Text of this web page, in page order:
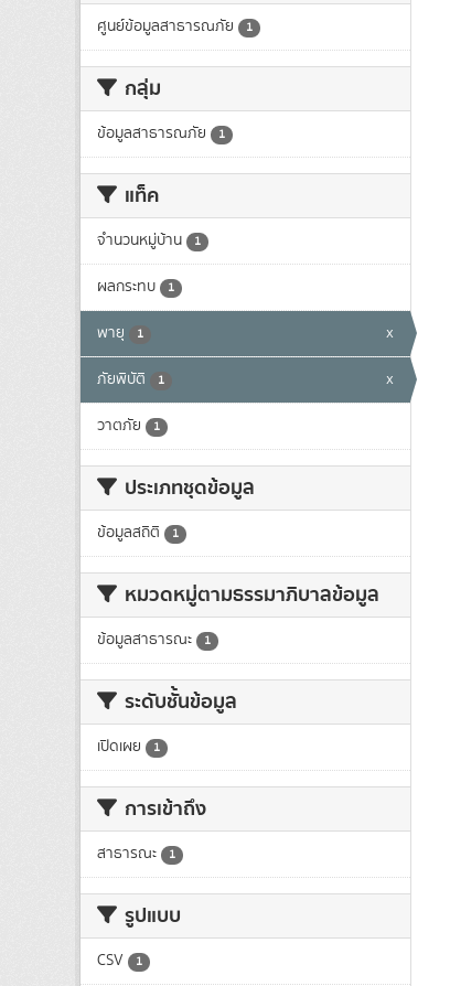
ศูนย์ข้อมูลสาธารณภัย 1
กลุ่ม
ข้อมูลสาธารณภัย 1
แท็ค
จำนวนหมู่บ้าน 1
ผลกระทบ 1
พายุ 1 x
ภัยพิบัติ 1 x
วาตภัย 1
ประเภทชุดข้อมูล
ข้อมูลสถิติ 1
หมวดหมู่ตามธรรมาภิบาลข้อมูล
ข้อมูลสาธารณะ 1
ระดับชั้นข้อมูล
เปิดเผย 1
การเข้าถึง
สาธารณะ 1
รูปแบบ
CSV 1